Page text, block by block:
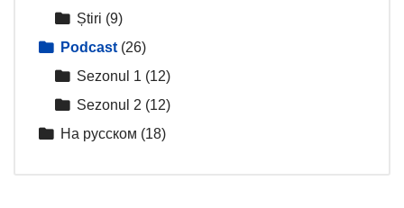
Știri (9)
Podcast (26)
Sezonul 1 (12)
Sezonul 2 (12)
На русском (18)